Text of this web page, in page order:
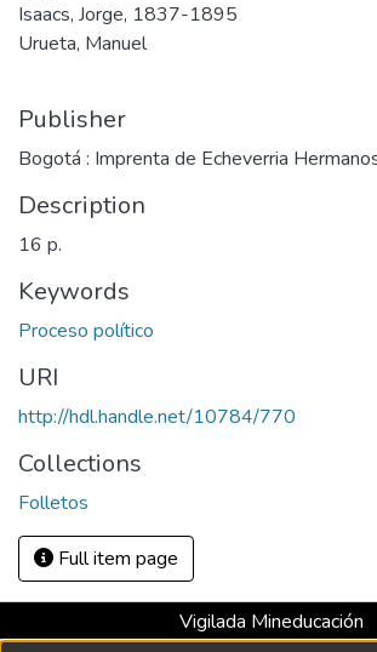
Isaacs, Jorge, 1837-1895
Urueta, Manuel
Publisher
Bogotá : Imprenta de Echeverria
Description
16 p.
Keywords
Proceso político
URI
http://hdl.handle.net/10784/770
Collections
Folletos
Full item page
Vigilada Mineducación